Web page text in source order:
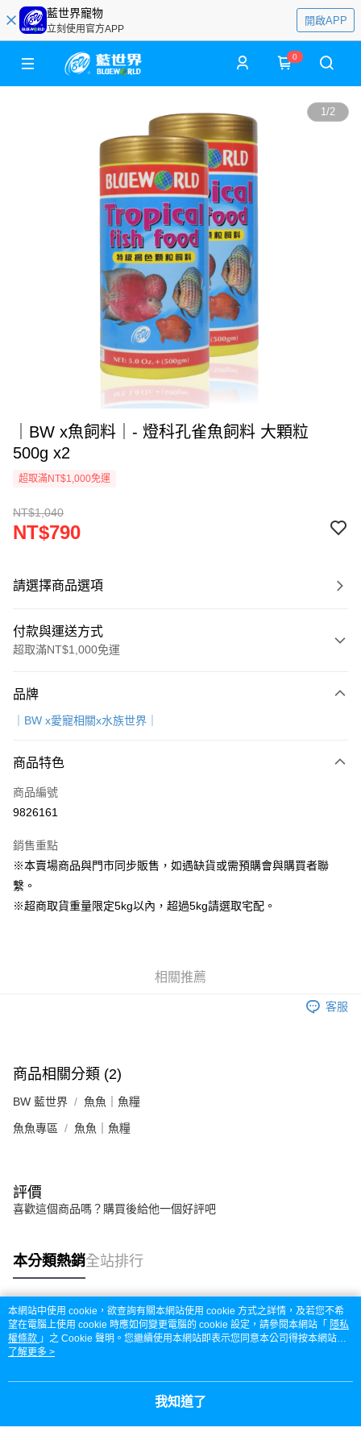
藍世界寵物
立刻使用官方APP
開啟APP
0
1/2
｜BW x魚飼料｜- 燈科孔雀魚飼料 大顆粒
500g x2
超取滿NT$1,000免運
NT$1,040
NT$790
請選擇商品選項
付款與運送方式
超取滿NT$1,000免運
信用卡一次付款
LINE Pay
Apple Pay
Google Pay
運送方式
宅配(滿額免運)
每筆NT$160，滿NT$5,000(含以上)免運費
付款後門市自取
品牌
｜BW x愛寵相關x水族世界｜
商品特色
商品編號
9826161
銷售重點
※本賣場商品與門市同步販售，如遇缺貨或需預購會與購買者聯
繫。
※超商取貨重量限定5kg以內，超過5kg請選取宅配。
相關推薦
客服
商品相關分類 (2)
BW 藍世界 魚魚｜魚糧
魚魚專區 魚魚｜魚糧
評價
喜歡這個商品嗎？購買後給他一個好評吧
本分類熱銷全站排行
熱門標籤
本網站中使用 cookie，欲查詢有關本網站使用 cookie 方式之詳情，及若您不希
望在電腦上使用 cookie 時應如何變更電腦的 cookie 設定，請參閱本網站「 隱私
權條款 」之 Cookie 聲明。您繼續使用本網站即表示您同意本公司得按本網站使
用條款之 Cookie 聲明使用 cookie。
了解更多 >
我知道了